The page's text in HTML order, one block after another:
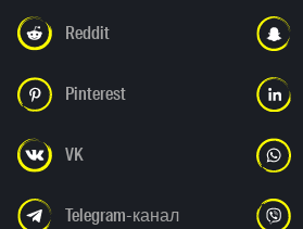
Reddit
Pinterest
VK
Telegram-канал